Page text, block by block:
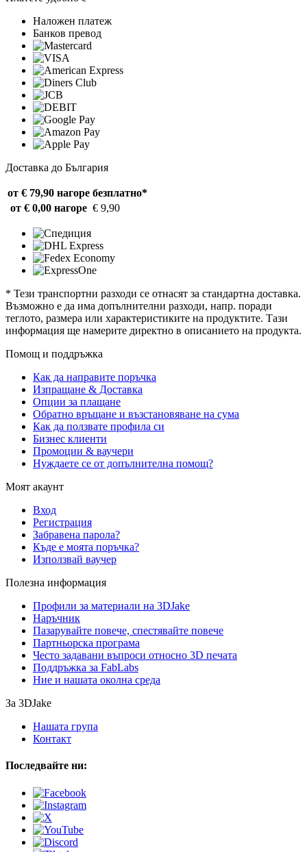
Наложен платеж
Банков превод
Доставка до България
от € 79,90 нагоре безплатно*
от € 0,00 нагоре € 9,90
* Тези транспортни разходи се отнасят за стандартна доставка.
Възможно е да има допълнителни разходи, напр. поради
теглото, размера или характеристиките на продуктите. Тази
информация ще намерите директно в описанието на продукта.
Помощ и поддръжка
Как да направите поръчка
Изпращане & Доставка
Опции за плащане
Обратно връщане и възстановяване на сума
Как да ползвате профила си
Бизнес клиенти
Промоции & ваучери
Нуждаете се от допълнителна помощ?
Моят акаунт
Вход
Регистрация
Забравена парола?
Къде е моята поръчка?
Използвай ваучер
Полезна информация
Профили за материали на 3DJake
Наръчник
Пазарувайте повече, спестявайте повече
Партньорска програма
Често задавани въпроси относно 3D печата
Поддръжка за FabLabs
Ние и нашата околна среда
За 3DJake
Нашата група
Контакт
Последвайте ни: